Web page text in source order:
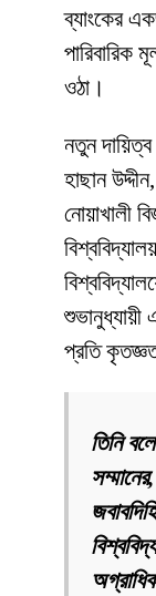
ব্যাংকের
পারিবারিক
ওঠা।
নতুন
হাছান
নোয়াখালী
শুভানুধ্যায়ী
প্রতি
তিনি